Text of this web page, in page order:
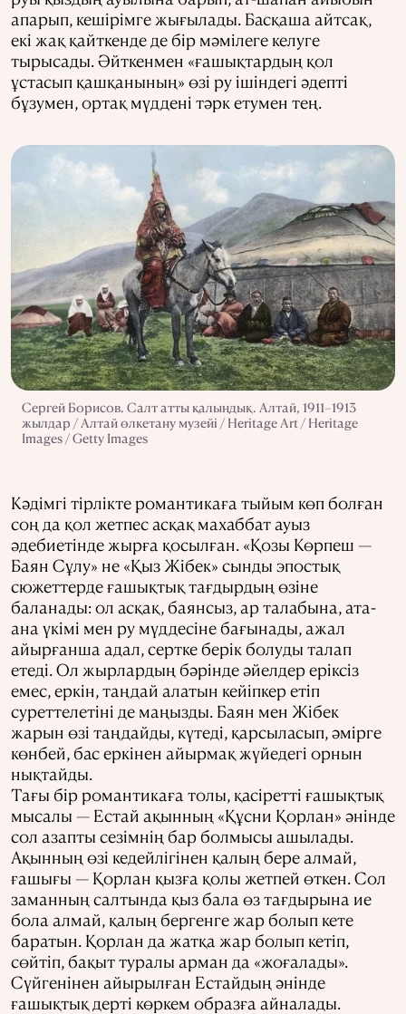
апарып, кешірімге жығылады. Басқаша айтсақ,
екі жақ қайткенде де бір мәмілеге келуге
тырысады. Әйткенмен «ғашықтардың қол
ұстасып қашқанының» өзі ру ішіндегі әдепті
бұзумен, ортақ мүддені тәрк етумен тең.
Сергей Борисов. Салт атты қалыңдық. Алтай, 1911–1913
жылдар / Алтай өлкетану музейі / Heritage Art / Heritage
Images / Getty Images
Кәдімгі тірлікте романтикаға тыйым көп болған
соң да қол жетпес асқақ махаббат ауыз
әдебиетінде жырға қосылған. «Қозы Көрпеш —
Баян Сұлу» не «Қыз Жiбек» сынды эпостық
сюжеттерде ғашықтық тағдырдың өзіне
баланады: ол асқақ, баянсыз, ар талабына, ата-
ана үкімі мен ру мүддесіне бағынады, ажал
айырғанша адал, сертке берік болуды талап
етеді. Ол жырлардың бәрінде әйелдер еріксіз
емес, еркін, таңдай алатын кейіпкер етіп
суреттелетіні де маңызды. Баян мен Жібек
жарын өзі таңдайды, күтеді, қарсыласып, әмірге
көнбей, бас еркінен айырмақ жүйедегі орнын
нықтайды.
Тағы бір романтикаға толы, қасіретті ғашықтық
мысалы — Естай ақынның «Құсни Қорлан» әнінде
сол азапты сезімнің бар болмысы ашылады.
Ақынның өзі кедейлігінен қалың бере алмай,
ғашығы — Қорлан қызға қолы жетпей өткен. Сол
заманның салтында қыз бала өз тағдырына ие
бола алмай, қалың бергенге жар болып кете
баратын. Қорлан да жатқа жар болып кетіп,
сөйтіп, бақыт туралы арман да «жоғалады».
Сүйгенінен айырылған Естайдың әнінде
ғашықтық дерті көркем образға айналады.